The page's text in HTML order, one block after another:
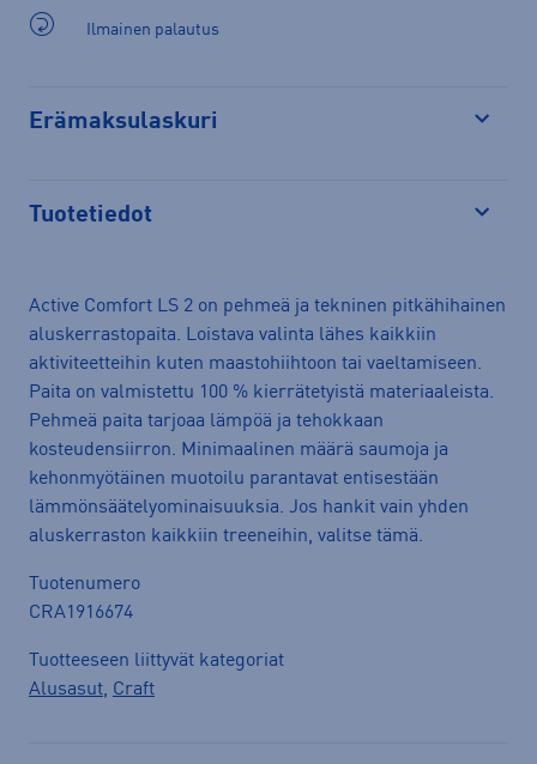
Ilmainen palautus
Erämaksulaskuri
Tuotetiedot
Active Comfort LS 2 on pehmeä ja tekninen pitkähihainen
aluskerrastopaita. Loistava valinta lähes kaikkiin
aktiviteetteihin kuten maastohiihtoon tai vaeltamiseen.
Paita on valmistettu 100 % kierrätetyistä materiaaleista.
Pehmeä paita tarjoaa lämpöä ja tehokkaan
kosteudensiirron. Minimaalinen määrä saumoja ja
kehonmyötäinen muotoilu parantavat entisestään
lämmönsäätelyominaisuuksia. Jos hankit vain yhden
aluskerraston kaikkiin treeneihin, valitse tämä.
Tuotenumero
CRA1916674
Tuotteeseen liittyvät kategoriat
Alusasut, Craft